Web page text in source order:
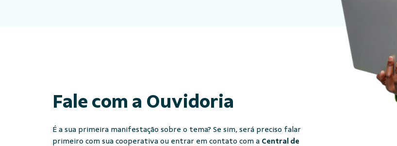
Fale com a Ouvidoria
É a sua primeira manifestação sobre o tema? Se sim, será preciso falar
primeiro com sua cooperativa ou entrar em contato com a Central de